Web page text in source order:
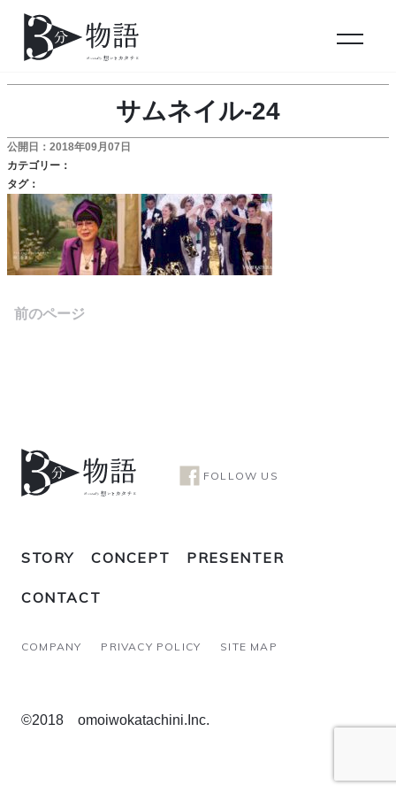
サムネイル-24
公開日：2018年09月07日
カテゴリー：
タグ：
前のページ
FOLLOW US
STORY CONCEPT PRESENTER
CONTACT
COMPANY PRIVACY POLICY SITE MAP
©2018 omoiwokatachini.Inc.